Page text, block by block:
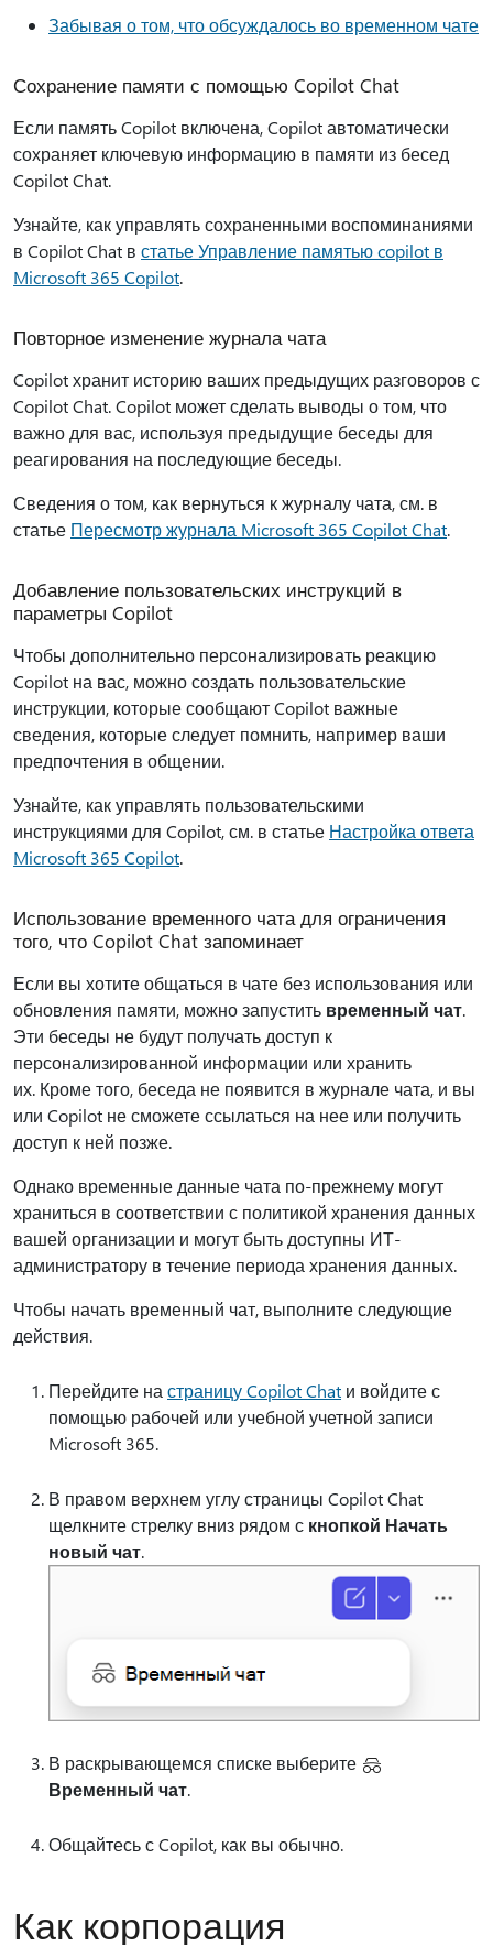
Забывая о том, что обсуждалось во временном чате
Сохранение памяти с помощью Copilot Chat
Если память Copilot включена, Copilot автоматически
сохраняет ключевую информацию в памяти из бесед
Copilot Chat.
Узнайте, как управлять сохраненными воспоминаниями
в Copilot Chat в статье Управление памятью copilot в
Microsoft 365 Copilot.
Повторное изменение журнала чата
Copilot хранит историю ваших предыдущих разговоров с
Copilot Chat. Copilot может сделать выводы о том, что
важно для вас, используя предыдущие беседы для
реагирования на последующие беседы.
Сведения о том, как вернуться к журналу чата, см. в
статье Пересмотр журнала Microsoft 365 Copilot Chat.
Добавление пользовательских инструкций в
параметры Copilot
Чтобы дополнительно персонализировать реакцию
Copilot на вас, можно создать пользовательские
инструкции, которые сообщают Copilot важные
сведения, которые следует помнить, например ваши
предпочтения в общении.
Узнайте, как управлять пользовательскими
инструкциями для Copilot, см. в статье Настройка ответа
Microsoft 365 Copilot.
Использование временного чата для ограничения
того, что Copilot Chat запоминает
Если вы хотите общаться в чате без использования или
обновления памяти, можно запустить временный чат.
Эти беседы не будут получать доступ к
персонализированной информации или хранить
их. Кроме того, беседа не появится в журнале чата, и вы
или Copilot не сможете ссылаться на нее или получить
доступ к ней позже.
Однако временные данные чата по-прежнему могут
храниться в соответствии с политикой хранения данных
вашей организации и могут быть доступны ИТ-
администратору в течение периода хранения данных.
Чтобы начать временный чат, выполните следующие
действия.
Перейдите на страницу Copilot Chat и войдите с
помощью рабочей или учебной учетной записи
Microsoft 365.
В правом верхнем углу страницы Copilot Chat
щелкните стрелку вниз рядом с кнопкой Начать
новый чат.
В раскрывающемся списке выберите
Временный чат.
Общайтесь с Copilot, как вы обычно.
Как корпорация